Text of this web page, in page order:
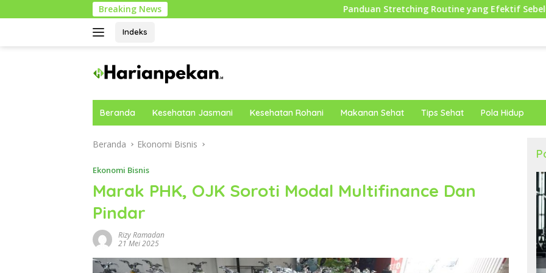
ke
Breaking News Panduan Stretching Routine yang Efektif Sebelum Berolahraga
Indeks
Beranda Kesehatan Jasmani Kesehatan Rohani Makanan Sehat Tips Sehat Pola Hidup
Beranda Ekonomi Bisnis
Ekonomi Bisnis
Marak PHK, OJK Soroti Modal Multifinance Dan
Pindar
Rizy Ramadan
21 Mei 2025